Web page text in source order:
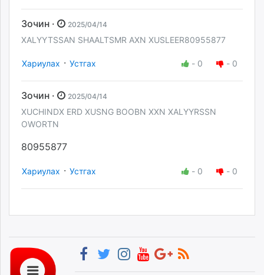
Зочин · 2025/04/14
XALYYTSSAN SHAALTSMR AXN XUSLEER80955877
Хариулах · Устгах - 0 - 0
Зочин · 2025/04/14
XUCHINDX ERD XUSNG BOOBN XXN XALYYRSSN
OWORTN
80955877
Хариулах · Устгах - 0 - 0